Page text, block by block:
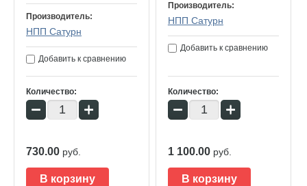
Производитель:
НПП Сатурн
Добавить к сравнению
Количество:
− +
730.00 руб.
В корзину
Производитель:
НПП Сатурн
Добавить к сравнению
Количество:
− +
1 100.00 руб.
В корзину